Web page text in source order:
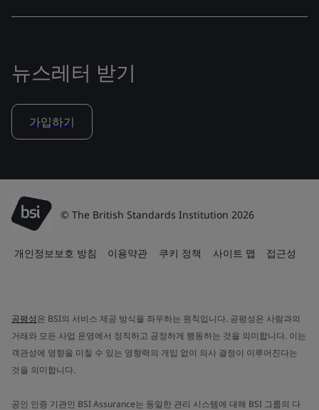
뉴스레터 받기
가입하기
© The British Standards Institution 2026
개인정보보호 방침 이용약관 쿠키 정책 사이트 맵 접근성
공평성은 BSI의 서비스 제공 방식을 좌우하는 원칙입니다. 공평성은 사람과의
거래와 모든 사업 운영에서 정직하고 공정하게 행동하는 것을 의미합니다. 이는
객관성에 영향을 미칠 수 있는 영향력의 개입 없이 의사 결정이 이루어진다는
것을 의미합니다.
공인 인증 기관인 BSI Assurance는 동일한 관리 시스템에 대해 BSI 그룹의 다